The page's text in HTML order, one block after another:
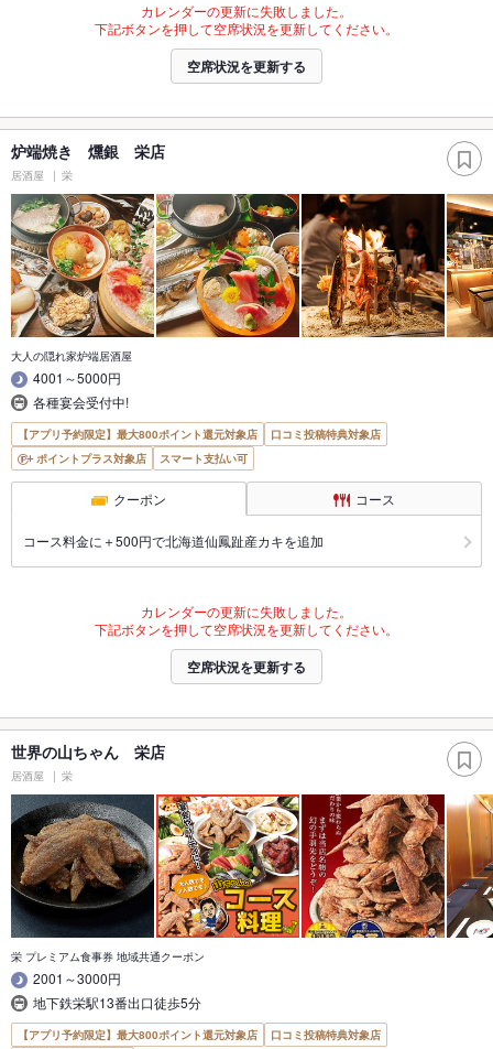
カレンダーの更新に失敗しました。
下記ボタンを押して空席状況を更新してください。
空席状況を更新する
炉端焼き 燻銀 栄店
居酒屋 栄
大人の隠れ家炉端居酒屋
4001～5000円
各種宴会受付中!
【アプリ予約限定】最大800ポイント還元対象店
口コミ投稿特典対象店
ポイントプラス対象店
スマート支払い可
クーポン コース
コース料金に＋500円で北海道仙鳳趾産カキを追加
カレンダーの更新に失敗しました。
下記ボタンを押して空席状況を更新してください。
空席状況を更新する
世界の山ちゃん 栄店
居酒屋 栄
栄 プレミアム食事券 地域共通クーポン
2001～3000円
地下鉄栄駅13番出口徒歩5分
【アプリ予約限定】最大800ポイント還元対象店
口コミ投稿特典対象店